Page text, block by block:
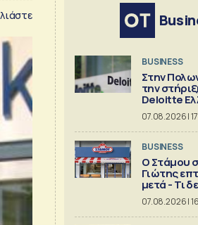
BUSINESS
Στην
την
Deloitte
07.08.2026 |
BUSINESS
Ο Στάμου
Γιώτης
μετά - Τι
αριθμοί
07.08.2026 |